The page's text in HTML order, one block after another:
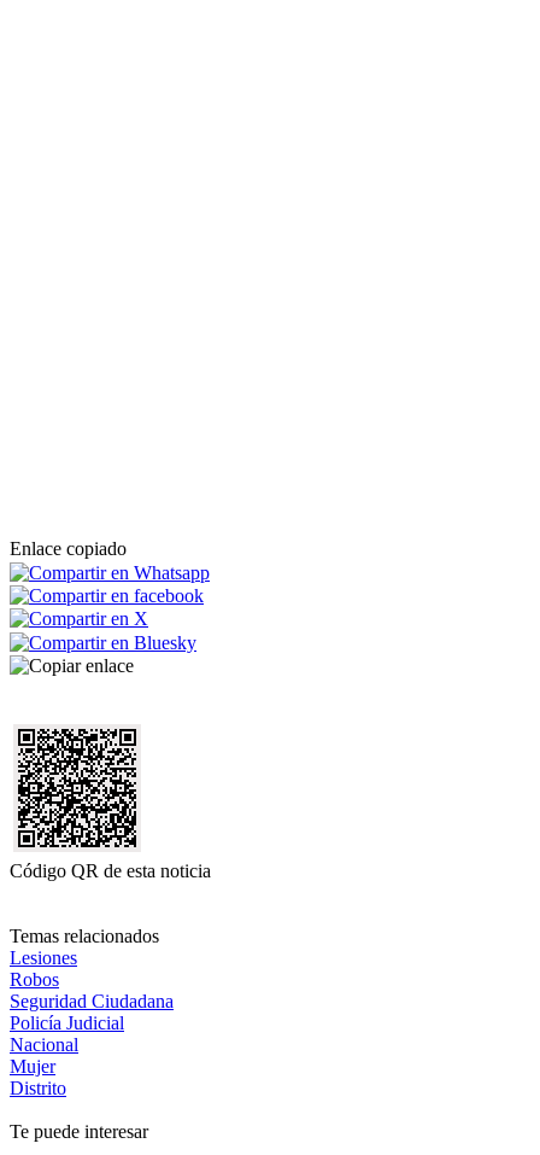
Enlace copiado
Código QR de esta noticia
Temas relacionados
Lesiones
Robos
Seguridad Ciudadana
Policía Judicial
Nacional
Mujer
Distrito
Te puede interesar